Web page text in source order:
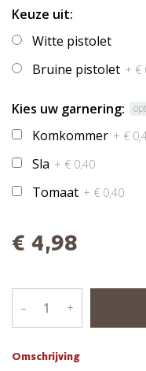
Omschrijving
Keuze uit:
Witte pistolet
Bruine pistolet + €
Kies uw garnering:
Komkommer + €
Sla + € 0,40
Tomaat + € 0,40
€ 4,98
– +